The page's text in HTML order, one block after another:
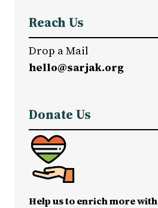
Reach Us
Drop a Mail
hello@sarjak.org
Donate Us
Help us to enrich more with